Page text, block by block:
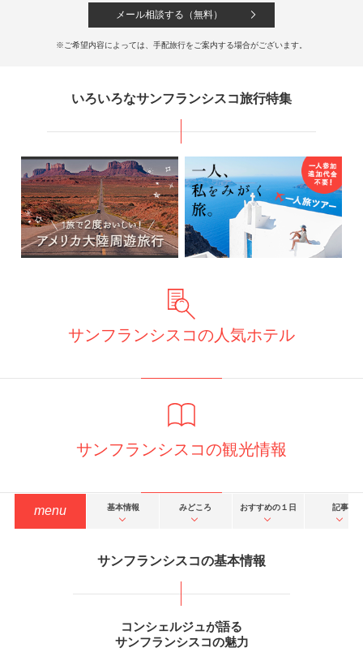
メール相談する（無料）
※ご希望内容によっては、手配旅行をご案内する場合がございます。
いろいろなサンフランシスコ旅行特集
サンフランシスコの人気ホテル
サンフランシスコの観光情報
menu 基本情報 みどころ おすすめの１日 記事
サンフランシスコの基本情報
コンシェルジュが語る
サンフランシスコの魅力